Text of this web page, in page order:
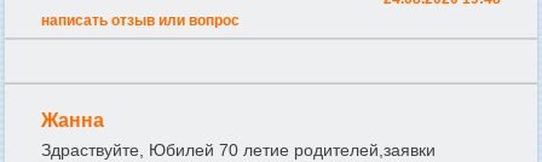
написать отзыв или вопрос
Жанна
Здраствуйте, Юбилей 70 летие родителей,заявки